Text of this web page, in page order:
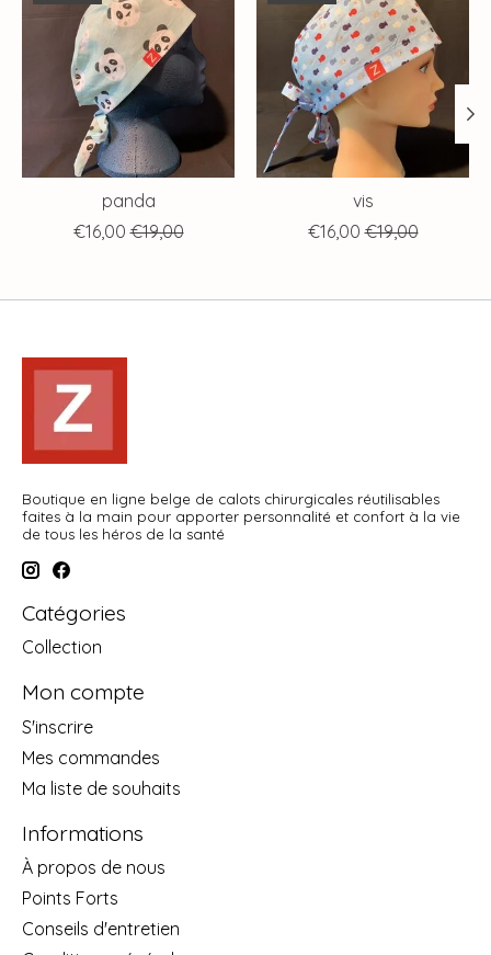
panda
€16,00 €19,00
vis
€16,00 €19,00
Boutique en ligne belge de calots chirurgicales réutilisables
faites à la main pour apporter personnalité et confort à la vie
de tous les héros de la santé
Catégories
Collection
Mon compte
S'inscrire
Mes commandes
Ma liste de souhaits
Informations
À propos de nous
Points Forts
Conseils d'entretien